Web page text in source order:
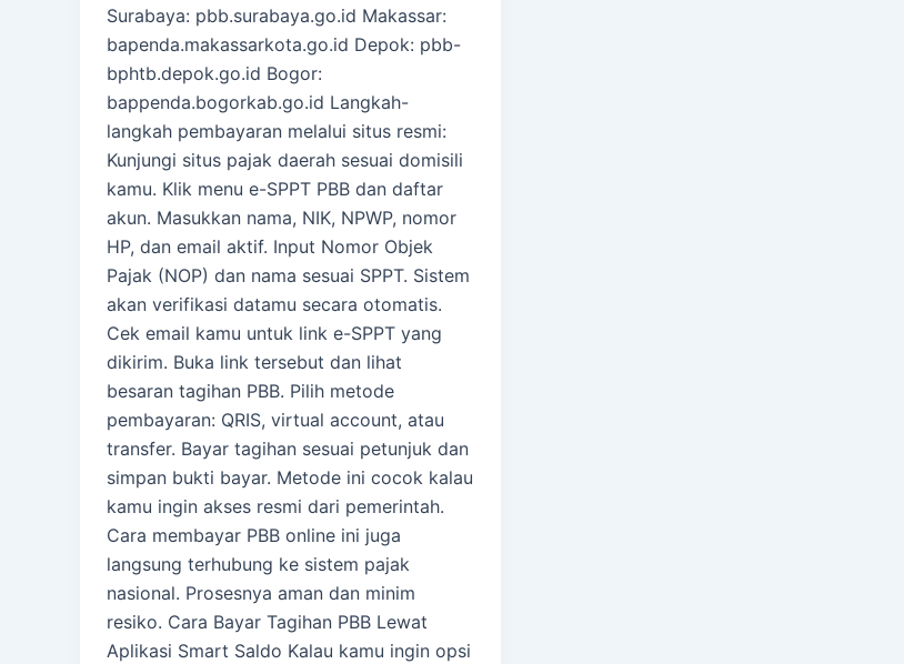
Surabaya: pbb.surabaya.go.id Makassar:
bapenda.makassarkota.go.id Depok: pbb-
bphtb.depok.go.id Bogor:
bappenda.bogorkab.go.id Langkah-
langkah pembayaran melalui situs resmi:
Kunjungi situs pajak daerah sesuai domisili
kamu. Klik menu e-SPPT PBB dan daftar
akun. Masukkan nama, NIK, NPWP, nomor
HP, dan email aktif. Input Nomor Objek
Pajak (NOP) dan nama sesuai SPPT. Sistem
akan verifikasi datamu secara otomatis.
Cek email kamu untuk link e-SPPT yang
dikirim. Buka link tersebut dan lihat
besaran tagihan PBB. Pilih metode
pembayaran: QRIS, virtual account, atau
transfer. Bayar tagihan sesuai petunjuk dan
simpan bukti bayar. Metode ini cocok kalau
kamu ingin akses resmi dari pemerintah.
Cara membayar PBB online ini juga
langsung terhubung ke sistem pajak
nasional. Prosesnya aman dan minim
resiko. Cara Bayar Tagihan PBB Lewat
Aplikasi Smart Saldo Kalau kamu ingin opsi